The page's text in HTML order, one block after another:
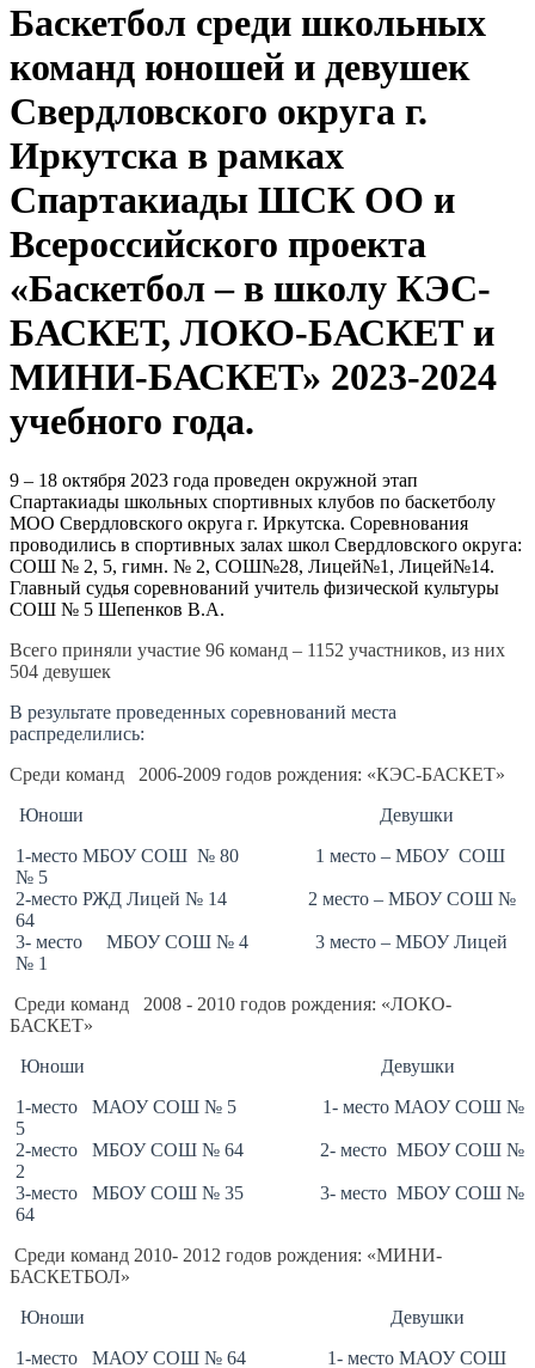
Баскетбол среди школьных
команд юношей и девушек
Свердловского округа г.
Иркутска в рамках
Спартакиады ШСК ОО и
Всероссийского проекта
«Баскетбол – в школу КЭС-
БАСКЕТ, ЛОКО-БАСКЕТ и
МИНИ-БАСКЕТ» 2023-2024
учебного года.
9 – 18 октября 2023 года проведен окружной этап
Спартакиады школьных спортивных клубов по баскетболу
МОО Свердловского округа г. Иркутска. Соревнования
проводились в спортивных залах школ Свердловского округа:
СОШ № 2, 5, гимн. № 2, СОШ№28, Лицей№1, Лицей№14.
Главный судья соревнований учитель физической культуры
СОШ № 5 Шепенков В.А.
Всего приняли участие 96 команд – 1152 участников, из них
504 девушек
В результате проведенных соревнований места
распределились:
Среди команд 2006-2009 годов рождения: «КЭС-БАСКЕТ»
Юноши Девушки
1-место МБОУ СОШ № 80 1 место – МБОУ СОШ
№ 5
2-место РЖД Лицей № 14 2 место – МБОУ СОШ №
64
3- место МБОУ СОШ № 4 3 место – МБОУ Лицей
№ 1
Среди команд 2008 - 2010 годов рождения: «ЛОКО-
БАСКЕТ»
Юноши Девушки
1-место МАОУ СОШ № 5 1- место МАОУ СОШ №
5
2-место МБОУ СОШ № 64 2- место МБОУ СОШ №
2
3-место МБОУ СОШ № 35 3- место МБОУ СОШ №
64
Среди команд 2010- 2012 годов рождения: «МИНИ-
БАСКЕТБОЛ»
Юноши Девушки
1-место МАОУ СОШ № 64 1- место МАОУ СОШ